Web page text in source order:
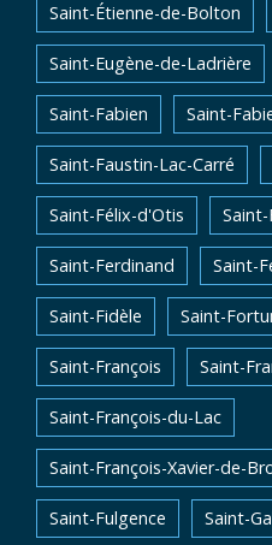
Saint-Étienne-de-Bolton
Saint-Eugène-de-Ladrière
Saint-Fabien Saint-
Saint-Faustin-Lac-Carré
Saint-Félix-d'Otis
Saint-Ferdinand Saint-
Saint-Fidèle Saint-
Saint-François Saint-
Saint-François-du-Lac
Saint-François-Xavier-de-
Saint-Fulgence Saint-